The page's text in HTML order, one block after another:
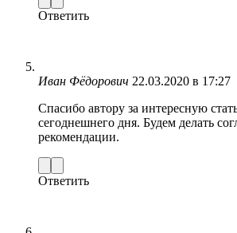
Ответить
Иван Фёдорович 22.03.2020 в 17:27
Спасибо автору за интересную
сегоднешнего дня. Будем делать
рекомендации.
Ответить